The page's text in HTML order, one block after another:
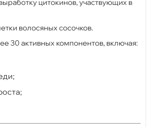
цитокинов, участвующих в
волосяных сосочков.
30 активных компонентов, включая: